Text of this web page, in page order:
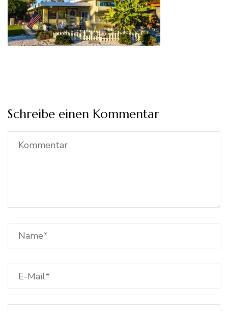
Schreibe einen Kommentar